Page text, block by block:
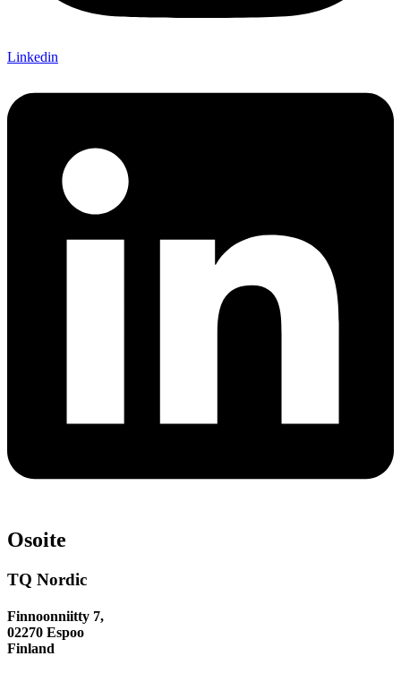
Linkedin
Osoite
TQ Nordic
Finnoonniitty 7,
02270 Espoo
Finland